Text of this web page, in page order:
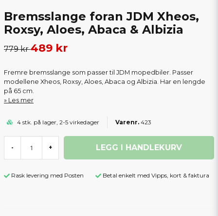
Bremsslange foran JDM Xheos,
Roxsy, Aloes, Abaca & Albizia
779 kr489 kr
Fremre bremsslange som passer til JDM mopedbiler. Passer
modellene Xheos, Roxsy, Aloes, Abaca og Albizia. Har en lengde
på 65 cm.
Les mer
4 stk. på lager, 2-5 virkedager 423
- + LEGG I HANDLEKURV
Rask levering med Posten Betal enkelt med Vipps, kort & faktura